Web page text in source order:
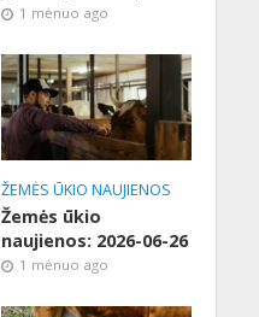
1 mėnuo ago
ŽEMĖS ŪKIO NAUJIENOS
Žemės ūkio
naujienos: 2026-06-26
1 mėnuo ago